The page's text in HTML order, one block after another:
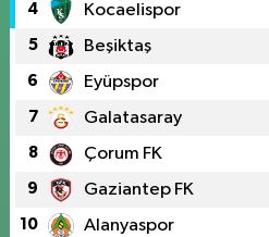
4 Kocaelispor
5 Beşiktaş
6 Eyüpspor
7 Galatasaray
8 Çorum FK
9 Gaziantep FK
10 Alanyaspor